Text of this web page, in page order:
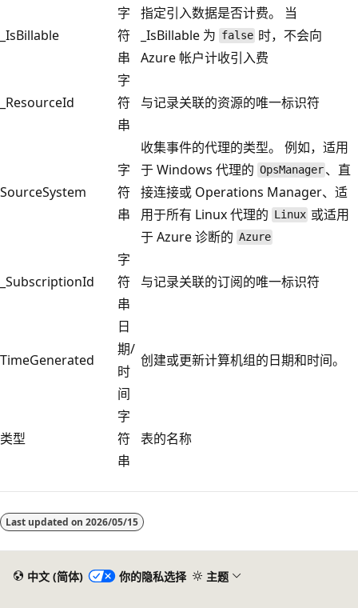
_IsBillable
字
符
串
指定引入数据是否计费。 当
_IsBillable 为 false 时，不会向
Azure 帐户计收引入费
_ResourceId
字
符
串
与记录关联的资源的唯一标识符
SourceSystem
字
符
串
收集事件的代理的类型。 例如，适用
于 Windows 代理的 OpsManager 、直
接连接或 Operations Manager、适
用于所有 Linux 代理的 Linux 或适用
于 Azure 诊断的 Azure
_SubscriptionId
字
符
串
与记录关联的订阅的唯一标识符
TimeGenerated
日
期/
时
间
创建或更新计算机组的日期和时间。
类型
字
符
串
表的名称
模
式
Last updated on 2026/05/15
中文 (简体) 你的隐私选择 主题